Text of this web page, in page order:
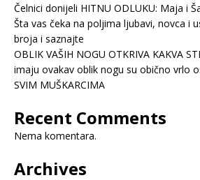
Čelnici donijeli HITNU ODLUKU: Maja i
Šta vas čeka na poljima ljubavi, novca i
broja i saznajte
OBLIK VAŠIH NOGU OTKRIVA KAKVA
imaju ovakav oblik nogu su obično vrlo
SVIM MUŠKARCIMA
Recent Comments
Nema komentara.
Archives